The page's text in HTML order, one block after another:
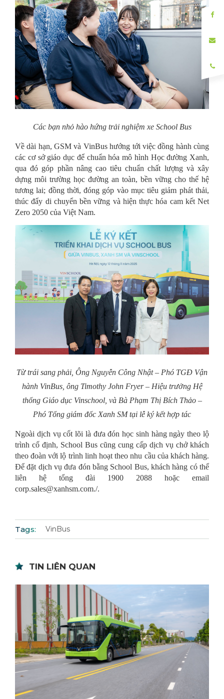
Các bạn nhỏ hào hứng trải nghiệm xe School Bus
Về dài hạn, GSM và VinBus hướng tới việc đồng hành cùng
các cơ sở giáo dục để chuẩn hóa mô hình Học đường Xanh,
qua đó góp phần nâng cao tiêu chuẩn chất lượng và xây
dựng môi trường học đường an toàn, bền vững cho thế hệ
tương lai; đồng thời, đóng góp vào mục tiêu giảm phát thải,
thúc đẩy di chuyển bền vững và hiện thực hóa cam kết Net
Zero 2050 của Việt Nam.
Từ trái sang phải, Ông Nguyễn Công Nhật – Phó TGĐ Vận
hành VinBus, ông Timothy John Fryer – Hiệu trưởng Hệ
thống Giáo dục Vinschool, và Bà Phạm Thị Bích Thảo –
Phó Tổng giám đốc Xanh SM tại lễ ký kết hợp tác
Ngoài dịch vụ cốt lõi là đưa đón học sinh hàng ngày theo lộ
trình cố định, School Bus cũng cung cấp dịch vụ chở khách
theo đoàn với lộ trình linh hoạt theo nhu cầu của khách hàng.
Để đặt dịch vụ đưa đón bằng School Bus, khách hàng có thể
liên hệ tổng đài 1900 2088 hoặc email
corp.sales@xanhsm.com./.
Tags: VinBus
TIN LIÊN QUAN